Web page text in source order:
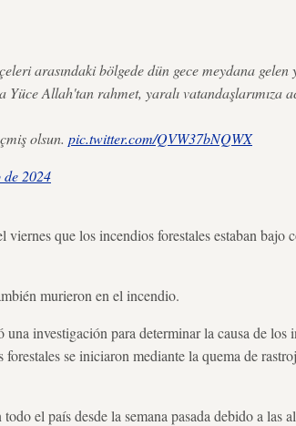
arasındaki bölgede dün gece meydana gelen
Yüce Allah'tan rahmet, yaralı vatandaşlarımıza
olsun. pic.twitter.com/QVW37bNQWX
de 2024
que los incendios forestales estaban bajo
murieron en el incendio.
investigación para determinar la causa de los
se iniciaron mediante la quema de
el país desde la semana pasada debido a las